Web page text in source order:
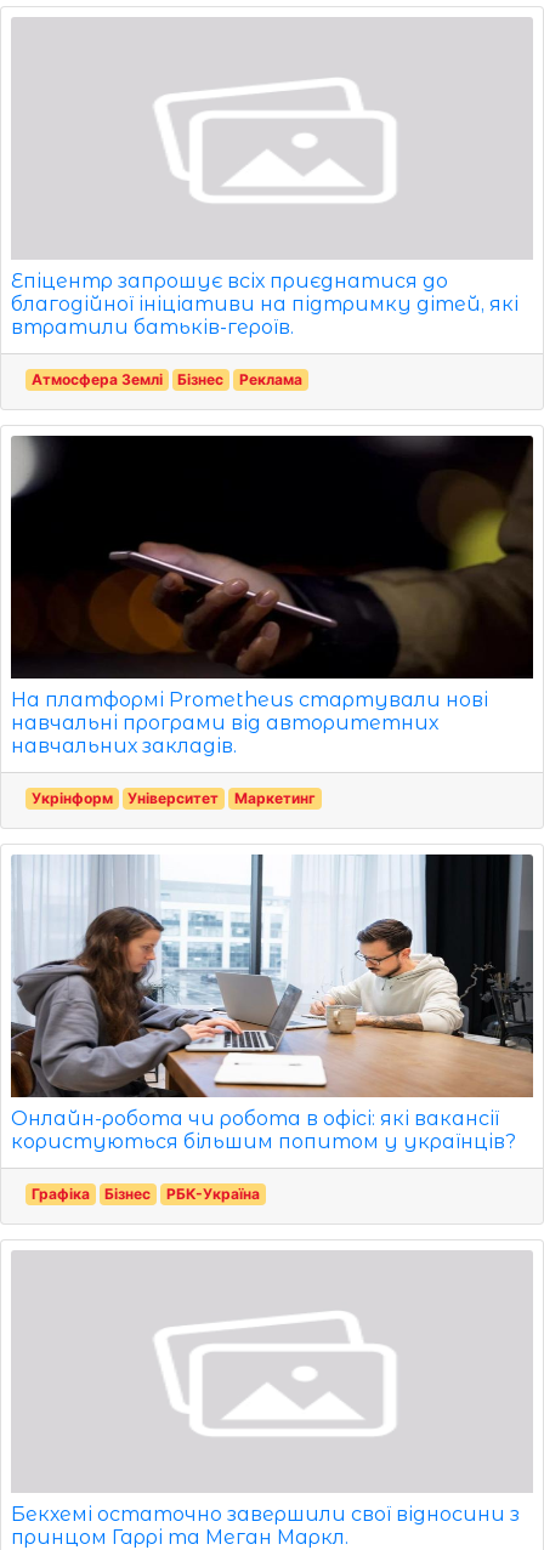
Епіцентр запрошує всіх приєднатися до
благодійної ініціативи на підтримку дітей, які
втратили батьків-героїв.
Атмосфера Землі Бізнес Реклама
На платформі Prometheus стартували нові
навчальні програми від авторитетних
навчальних закладів.
Укрінформ Університет Маркетинг
Онлайн-робота чи робота в офісі: які вакансії
користуються більшим попитом у українців?
Графіка Бізнес РБК-Україна
Бекхемі остаточно завершили свої відносини з
принцом Гаррі та Меган Маркл.